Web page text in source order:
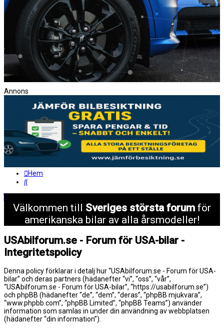
Annons
Hem
Sök
Välkommen till Sveriges största forum för
amerikanska bilar av alla årsmodeller!
USAbilforum.se - Forum för USA-bilar -
Integritetspolicy
Denna policy förklarar i detalj hur “USAbilforum.se - Forum för USA-
bilar” och deras partners (hädanefter “vi”, “oss”, “vår”,
“USAbilforum.se - Forum för USA-bilar”, “https://usabilforum.se”)
och phpBB (hädanefter “de”, “dem”, “deras”, “phpBB mjukvara”,
“www.phpbb.com”, “phpBB Limited”, “phpBB Teams”) använder
information som samlas in under din användning av webbplatsen
(hädanefter “din information”).